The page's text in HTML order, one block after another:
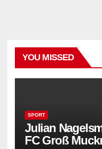
YOU MISSED
SPORT
Julian
FC Groß